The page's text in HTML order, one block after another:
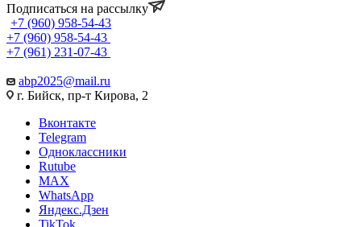
Подписаться на рассылку
+7 (960) 958-54-43
+7 (960) 958-54-43
+7 (961) 231-07-43
abp2025@mail.ru
г. Бийск, пр-т Кирова, 2
Вконтакте
Telegram
Одноклассники
Rutube
MAX
WhatsApp
Яндекс.Дзен
TikTok